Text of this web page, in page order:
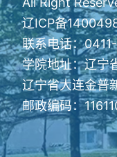
辽ICP备
联系电话：
学院地址：辽宁
辽宁省大连金普
邮政编码：